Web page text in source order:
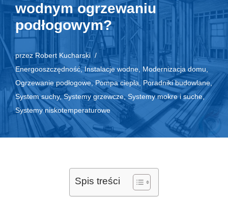
wodnym ogrzewaniu
podłogowym?
przezRobert Kucharski
Energooszczędność,Instalacje wodne Modernizacja domu
Ogrzewanie podłogowe,Pompa ciepła Poradniki budowlane,
System suchy,Systemy grzewcze,Systemy mokre i suche,
Systemy niskotemperaturowe
Spis treści